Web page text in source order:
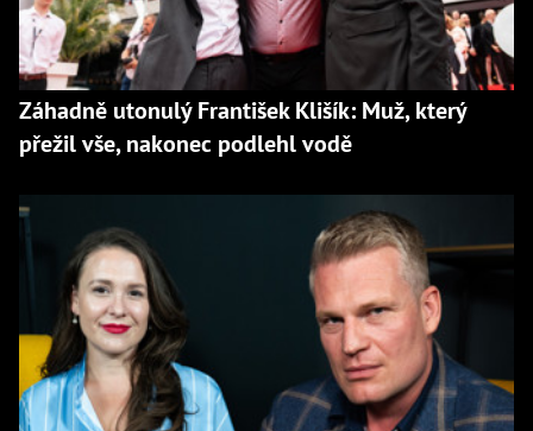
Záhadně utonulý František Klišík: Muž, který
přežil vše, nakonec podlehl vodě